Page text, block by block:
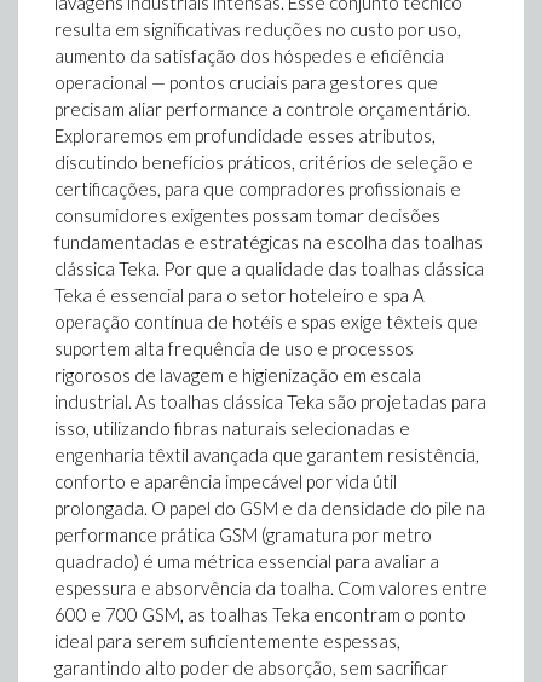
resulta em significativas reduções no custo por uso,
aumento da satisfação dos hóspedes e eficiência
operacional — pontos cruciais para gestores que
precisam aliar performance a controle orçamentário.
Exploraremos em profundidade esses atributos,
discutindo benefícios práticos, critérios de seleção e
certificações, para que compradores profissionais e
consumidores exigentes possam tomar decisões
fundamentadas e estratégicas na escolha das toalhas
clássica Teka. Por que a qualidade das toalhas clássica
Teka é essencial para o setor hoteleiro e spa A
operação contínua de hotéis e spas exige têxteis que
suportem alta frequência de uso e processos
rigorosos de lavagem e higienização em escala
industrial. As toalhas clássica Teka são projetadas para
isso, utilizando fibras naturais selecionadas e
engenharia têxtil avançada que garantem resistência,
conforto e aparência impecável por vida útil
prolongada. O papel do GSM e da densidade do pile na
performance prática GSM (gramatura por metro
quadrado) é uma métrica essencial para avaliar a
espessura e absorvência da toalha. Com valores entre
600 e 700 GSM, as toalhas Teka encontram o ponto
ideal para serem suficientemente espessas,
garantindo alto poder de absorção, sem sacrificar